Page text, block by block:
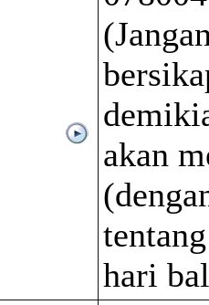
akan
hari